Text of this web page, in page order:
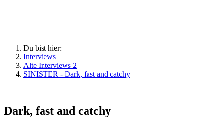
Du bist hier:
Interviews
Alte Interviews 2
SINISTER - Dark, fast and catchy
Dark, fast and catchy